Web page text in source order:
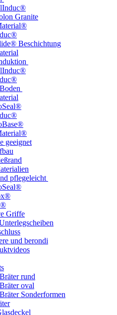
Granite
Beschichtung
geeignet
pflegeleicht
Griffe
und berondi
rund
oval
Sonderformen